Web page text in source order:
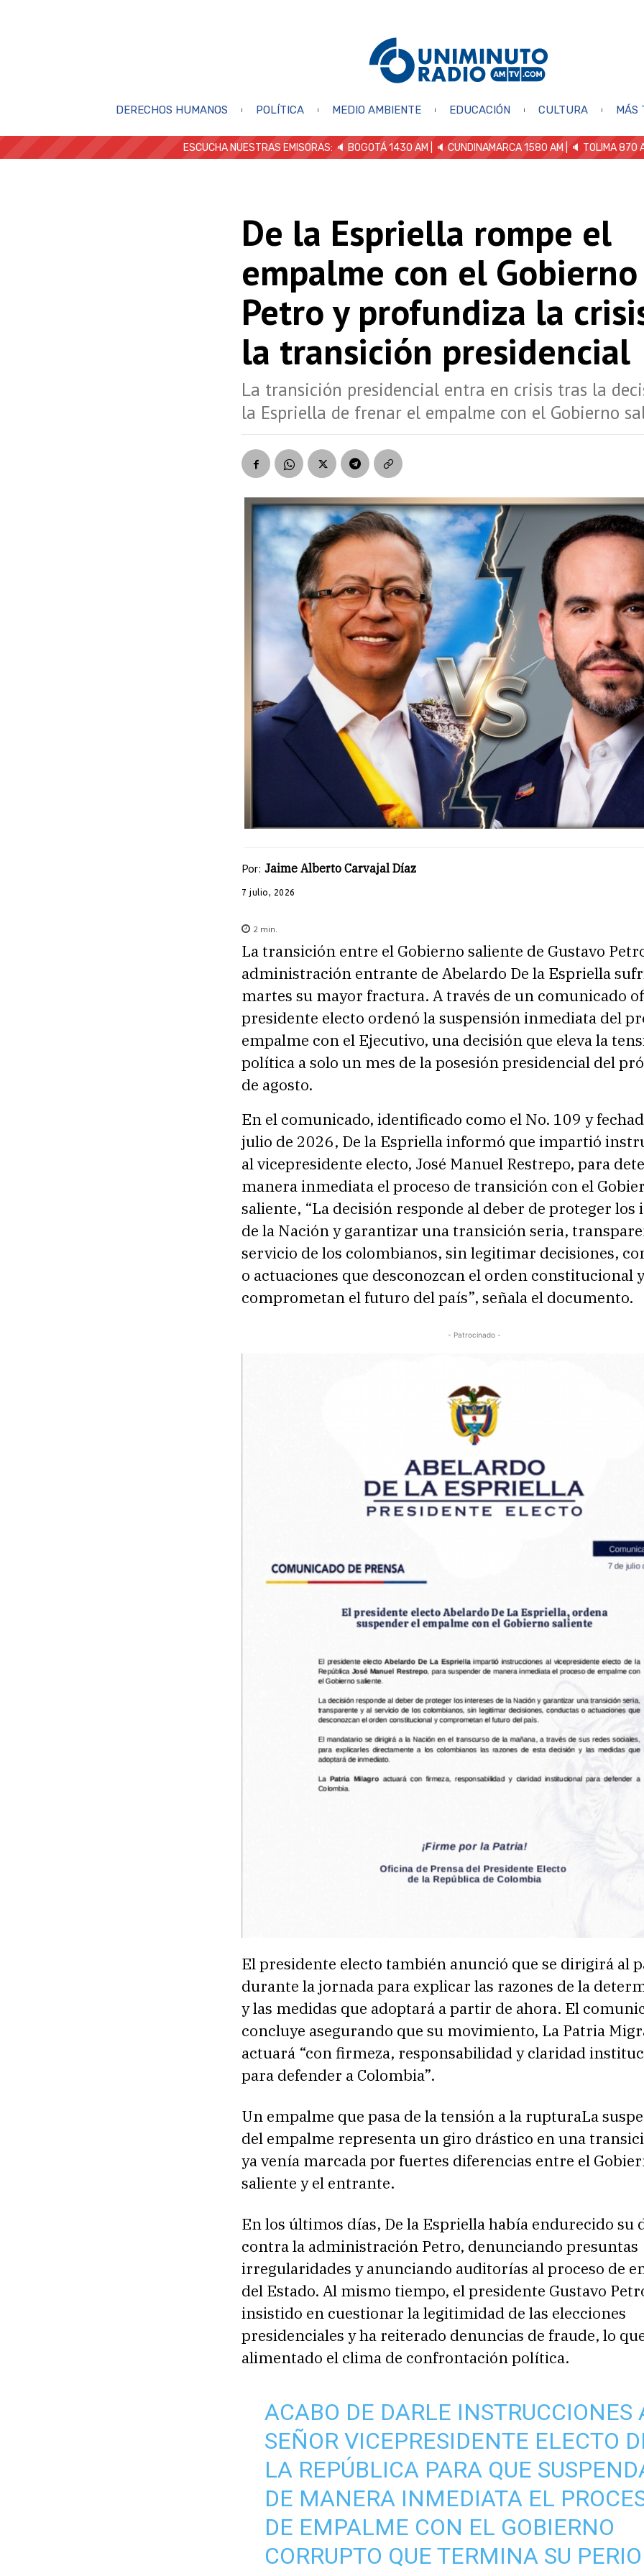
DERECHOS HUMANOS POLÍTICA MEDIO AMBIENTE EDUCACIÓN CULTURA MÁS
ESCUCHA NUESTRAS EMISORAS: 🔈 BOGOTÁ 1430 AM | 🔈 CUNDINAMARCA 1580 AM | 🔈 TOLIMA 870
De la Espriella rompe el
empalme con el Gobierno
Petro y profundiza la
la transición presidencial
La transición presidencial entra en crisis tras la
la Espriella de frenar el empalme con el Gobierno
Por: Jaime Alberto Carvajal Díaz
7 julio, 2026
2 min.
La transición entre el Gobierno saliente de Gustavo
administración entrante de Abelardo De la Espriella
martes su mayor fractura. A través de un comunicado
presidente electo ordenó la suspensión inmediata del
empalme con el Ejecutivo, una decisión que eleva la
política a solo un mes de la posesión presidencial del
de agosto.
En el comunicado, identificado como el No. 109 y
julio de 2026, De la Espriella informó que impartió
al vicepresidente electo, José Manuel Restrepo, para
manera inmediata el proceso de transición con el
saliente, “La decisión responde al deber de proteger los
de la Nación y garantizar una transición seria,
servicio de los colombianos, sin legitimar decisiones,
o actuaciones que desconozcan el orden constitucional y
comprometan el futuro del país”, señala el documento.
- Patrocinado -
El presidente electo también anunció que se dirigirá al
durante la jornada para explicar las razones de la
y las medidas que adoptará a partir de ahora. El
concluye asegurando que su movimiento, La Patria
actuará “con firmeza, responsabilidad y claridad
para defender a Colombia”.
Un empalme que pasa de la tensión a la rupturaLa
del empalme representa un giro drástico en una
ya venía marcada por fuertes diferencias entre el
saliente y el entrante.
En los últimos días, De la Espriella había endurecido su
contra la administración Petro, denunciando presuntas
irregularidades y anunciando auditorías al proceso de
del Estado. Al mismo tiempo, el presidente Gustavo
insistido en cuestionar la legitimidad de las elecciones
presidenciales y ha reiterado denuncias de fraude, lo
alimentado el clima de confrontación política.
ACABO DE DARLE INSTRUCCIONES
SEÑOR VICEPRESIDENTE ELECTO
LA REPÚBLICA PARA QUE
DE MANERA INMEDIATA EL
DE EMPALME CON EL GOBIERNO
CORRUPTO QUE TERMINA SU